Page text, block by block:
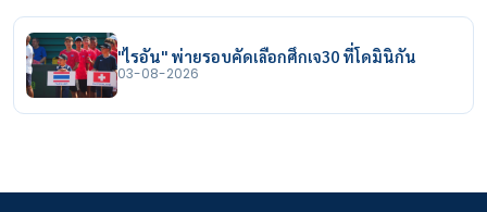
"ไรอัน" พ่ายรอบคัดเลือกศึกเจ30 ที่โดมินิกัน
03-08-2026